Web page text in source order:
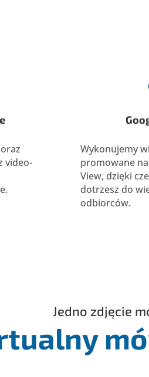
video-
Wykonujemy
promowane
View, dzięki
dotrzesz do
odbiorców.
Jedno zdjęcie